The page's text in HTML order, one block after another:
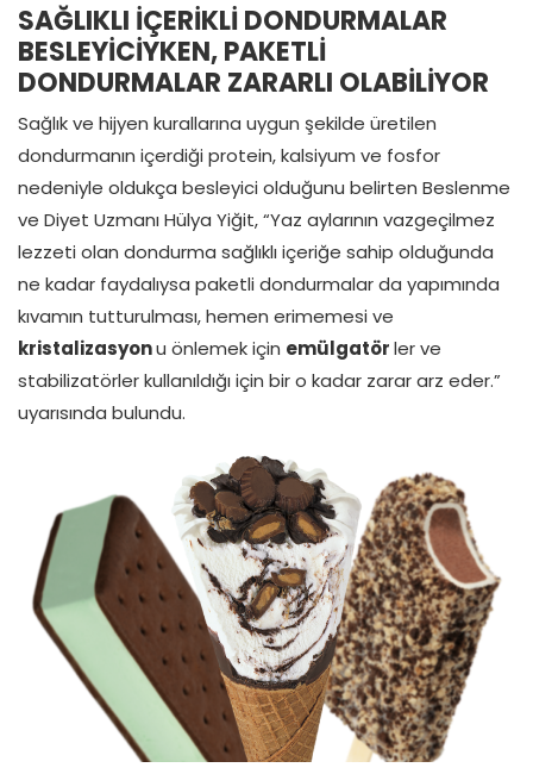
SAĞLIKLI İÇERİKLİ DONDURMALAR
BESLEYİCİYKEN, PAKETLİ
DONDURMALAR ZARARLI OLABİLİYOR
Sağlık ve hijyen kurallarına uygun şekilde üretilen
dondurmanın içerdiği protein, kalsiyum ve fosfor
nedeniyle oldukça besleyici olduğunu belirten Beslenme
ve Diyet Uzmanı Hülya Yiğit, “Yaz aylarının vazgeçilmez
lezzeti olan dondurma sağlıklı içeriğe sahip olduğunda
ne kadar faydalıysa paketli dondurmalar da yapımında
kıvamın tutturulması, hemen erimemesi ve
kristalizasyonu önlemek için emülgatörler ve
stabilizatörler kullanıldığı için bir o kadar zarar arz eder.”
uyarısında bulundu.